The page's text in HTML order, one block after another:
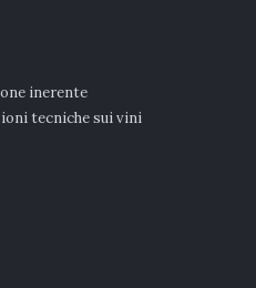
inerente
tecniche sui vini